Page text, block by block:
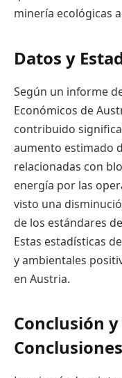
minería ecológicas
Datos y
Según un informe
Económicos de
contribuido
aumento estimado
relacionadas con
energía por las
visto una
de los estándares
Estas estadísticas
y ambientales
en Austria.
Conclusión
Conclusiones